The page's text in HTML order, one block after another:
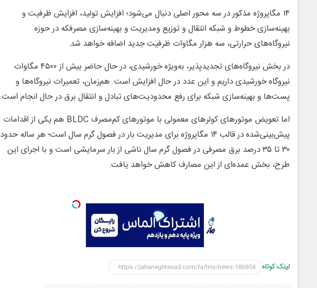
۱۴ مگاپروژه مذکور در سه محور اصلی دنبال می‌شود؛ افزایش تولید، افزایش ظرفیت و
بهینه‌سازی خطوط و شبکه انتقال و توزیع ومدیریت و بهینه‌سازی مصرفکه در حوزه
نیروگاه‌های حرارتی، سه هزار مگاوات ظرفیت جدید اضافه خواهد شد.
در بخش نیروگاه‌های تجدیدپذیر، به‌ویژه خورشیدی، در حال حاضر بیش از ۴۵۰۰ مگاوات
نیروگاه خورشیدی داریم و این عدد در حال افزایش است. هم‌زمان، تعمیرات نیروگاه‌ها و
پست‌ها و بهینه‌سازی شبکه برای رفع محدودیت‌های تبادل و انتقال برق در حال انجام است.
اما تعویض موتورهای کولرهای معمولی با موتورهای کم‌مصرف BLDC هم یکی از اقدامات
پیش‌بینی‌شده در قالب ۱۴ مگاپروژه برای مدیریت بار در فصول گرم سال است؛ هر ساله حدود
۳۰ تا ۳۵ درصد برق مصرفی در فصول گرم سال ناشی از بار سرمایشی است و با اجرای این
طرح، بخش عمده‌ای از این مصارف کاهش خواهد یافت.
لینک کوتاه